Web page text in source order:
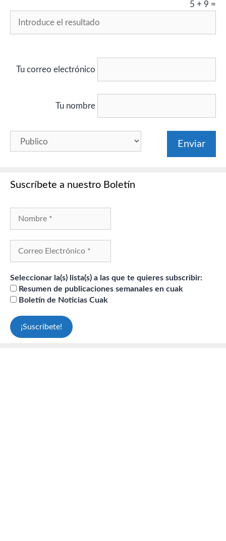
5 + 9 =
Tu correo electrónico
Tu nombre
Suscríbete a nuestro Boletín
Seleccionar la(s) lista(s) a las que te quieres subscribir:
Resumen de publicaciones semanales en cuak
Boletín de Noticias Cuak